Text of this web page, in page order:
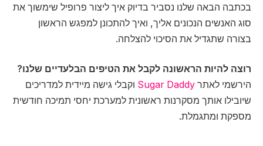
בכתבה הבאה שלנו נסביר בדיוק איך ליצור פרופיל שימשוך את
סוג האנשים הנכונים אליך, ואיך להתכונן למפגש הראשון
בצורה שתגדיל את הסיכוי להצלחה.
רוצה להיות הראשונה לקבל את הטיפים הבלעדיים שלנו?
הירשמי לאתר Sugar Daddy וקבלי גישה מיידית למדריכים
שיובילו אותך מסקרנות ראשונית למערכת יחסי תמיכה חודשית
מספקת ומתגמלת.